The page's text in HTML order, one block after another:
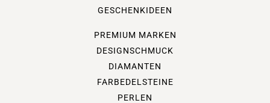
GESCHENKIDEEN
PREMIUM MARKEN
DESIGNSCHMUCK
DIAMANTEN
FARBEDELSTEINE
PERLEN